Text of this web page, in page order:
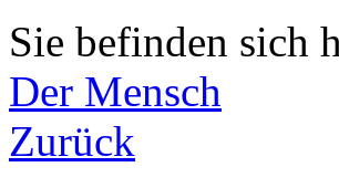
Sie befinden sich
Der Mensch
Zurück